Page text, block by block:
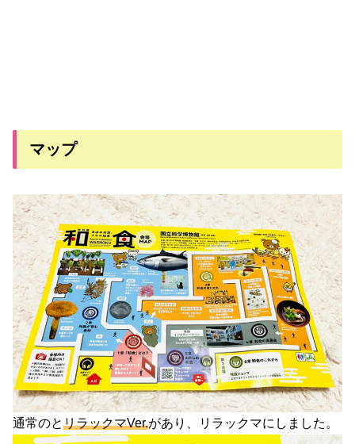
マップ
通常のとリラックマVer.があり、リラックマにしました。